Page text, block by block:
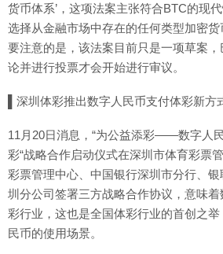
货币体系’，这项法案主张符合BTC的现
选择从金融市场中存在的任何类型加密
要注意的是，该法案目前只是一项草案
论并进行投票才会开始进行审议。
▌深圳体彩推出数字人民币支付体彩新方
11月20日消息，“为公益添彩——数字人
彩“战略合作启动仪式在深圳市体育彩票
彩票管理中心、中国银行深圳市分行、
圳分公司签署三方战略合作协议，意味
彩行业，这也是全国体彩行业的首创之
民币的使用场景。